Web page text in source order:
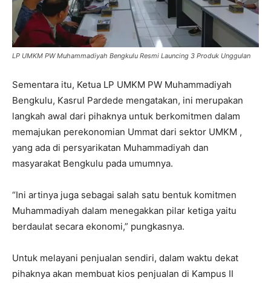
LP UMKM PW Muhammadiyah Bengkulu Resmi Launcing 3 Produk Unggulan
Sementara itu, Ketua LP UMKM PW Muhammadiyah
Bengkulu, Kasrul Pardede mengatakan, ini merupakan
langkah awal dari pihaknya untuk berkomitmen dalam
memajukan perekonomian Ummat dari sektor UMKM ,
yang ada di persyarikatan Muhammadiyah dan
masyarakat Bengkulu pada umumnya.
“Ini artinya juga sebagai salah satu bentuk komitmen
Muhammadiyah dalam menegakkan pilar ketiga yaitu
berdaulat secara ekonomi,” pungkasnya.
Untuk melayani penjualan sendiri, dalam waktu dekat
pihaknya akan membuat kios penjualan di Kampus II